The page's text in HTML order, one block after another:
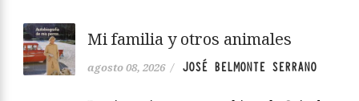
Mi familia y otros animales
agosto 08, 2026 / JOSÉ BELMONTE SERRANO